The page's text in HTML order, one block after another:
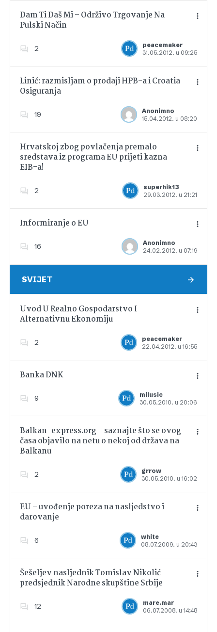
Dam Ti Daš Mi – Održivo Trgovanje Na
Pulski Način
2
peacemaker
31.05.2012. u 09:25
Dodajte u favorite
Linić: razmisljam o prodaji HPB-a i Croatia
Osiguranja
19
Anonimno
15.04.2012. u 08:20
Dodajte u favorite
Hrvatskoj zbog povlačenja premalo
sredstava iz programa EU prijeti kazna
EIB-a!
2
superhik13
29.03.2012. u 21:21
Informiranje o EU
16
Anonimno
24.02.2012. u 07:19
Dodajte u favorite
SVIJET
Uvod U Realno Gospodarstvo I
Alternativnu Ekonomiju
2
peacemaker
22.04.2012. u 16:55
Dodajte u favorite
Banka DNK
9
milusic
30.05.2010. u 20:06
Dodajte u favorite
Balkan-express.org – saznajte što se ovog
časa objavilo na netu o nekoj od država na
Balkanu
2
grrow
30.05.2010. u 16:02
EU – uvođenje poreza na nasljedstvo i
darovanje
6
white
08.07.2009. u 20:43
Dodajte u favorite
Šešeljev nasljednik Tomislav Nikolić
predsjednik Narodne skupštine Srbije
12
mare.mar
06.07.2008. u 14:48
Dodajte u favorite